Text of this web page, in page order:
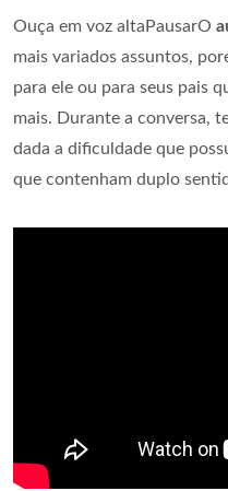
Ouça em voz altaPausarO
mais variados assuntos,
para ele ou para seus pais
mais. Durante a conversa,
dada a dificuldade que
que contenham duplo